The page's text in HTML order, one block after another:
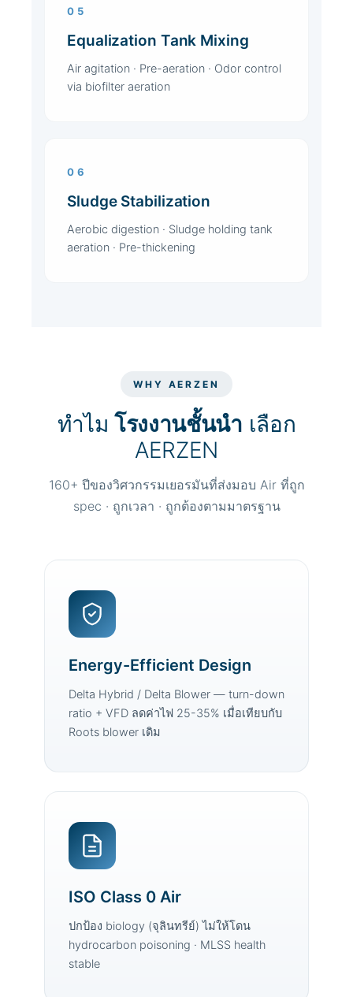
05
Equalization Tank Mixing
Air agitation · Pre-aeration · Odor control
via biofilter aeration
06
Sludge Stabilization
Aerobic digestion · Sludge holding tank
aeration · Pre-thickening
WHY AERZEN
ทำไมโรงงานชั้นนำ เลือก
AERZEN
160+ ปีของวิศวกรรมเยอรมันที่ส่งมอบ Air ที่ถูก
spec · ถูกเวลา · ถูกต้องตามมาตรฐาน
Energy-Efficient Design
Delta Hybrid / Delta Blower — turn-down
ratio + VFD ลดค่าไฟ 25-35% เมื่อเทียบกับ
Roots blower เดิม
ISO Class 0 Air
ปกป้อง biology (จุลินทรีย์) ไม่ให้โดน
hydrocarbon poisoning · MLSS health
stable